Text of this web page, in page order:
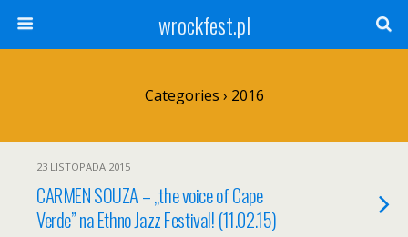
wrockfest.pl
Categories › 2016
23 LISTOPADA 2015
CARMEN SOUZA – „the voice of Cape
Verde” na Ethno Jazz Festival! (11.02.15)